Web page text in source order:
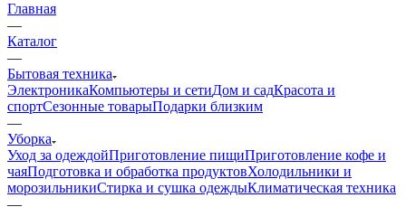
Главная
—
Каталог
—
Бытовая техника
ЭлектроникаКомпьютеры и сетиДом и садКрасота и
спортСезонные товарыПодарки близким
—
Уборка
Уход за одеждойПриготовление пищиПриготовление кофе и
чаяПодготовка и обработка продуктовХолодильники и
морозильникиСтирка и сушка одеждыКлиматическая техника
—